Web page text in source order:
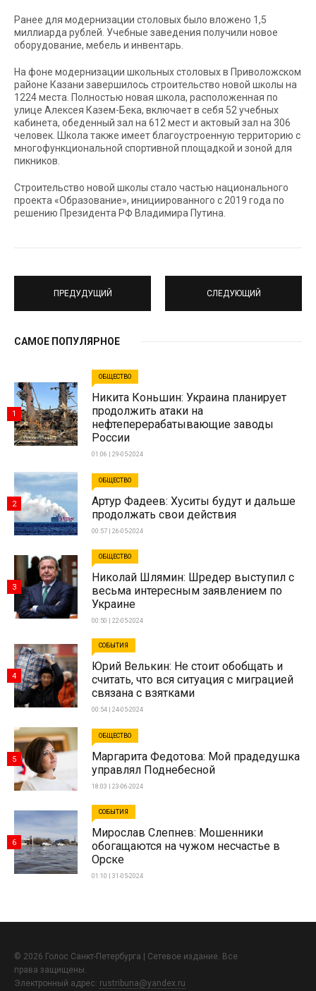
Ранее для модернизации столовых было вложено 1,5
миллиарда рублей. Учебные заведения получили новое
оборудование, мебель и инвентарь.
На фоне модернизации школьных столовых в Приволожском
районе Казани завершилось строительство новой школы на
1224 места. Полностью новая школа, расположенная по
улице Алексея Казем-Бека, включает в себя 52 учебных
кабинета, обеденный зал на 612 мест и актовый зал на 306
человек. Школа также имеет благоустроенную территорию с
многофункциональной спортивной площадкой и зоной для
пикников.
Строительство новой школы стало частью национального
проекта «Образование», инициированного с 2019 года по
решению Президента РФ Владимира Путина.
ПРЕДУДУЩИЙ СЛЕДУЮЩИЙ
САМОЕ ПОПУЛЯРНОЕ
ОБЩЕСТВО
Никита Коньшин: Украина планирует
продолжить атаки на
нефтеперерабатывающие заводы
России
01:06 | 29-05-2024
1
ОБЩЕСТВО
Артур Фадеев: Хуситы будут и дальше
продолжать свои действия
00:57 | 26-05-2024
2
ОБЩЕСТВО
Николай Шлямин: Шредер выступил с
весьма интересным заявлением по
Украине
00:50 | 22-05-2024
3
СОБЫТИЯ
Юрий Велькин: Не стоит обобщать и
считать, что вся ситуация с миграцией
связана с взятками
00:54 | 24-05-2024
4
ОБЩЕСТВО
Маргарита Федотова: Мой прадедушка
управлял Поднебесной
18:03 | 23-06-2024
5
СОБЫТИЯ
Мирослав Слепнев: Мошенники
обогащаются на чужом несчастье в
Орске
01:10 | 31-05-2024
6
© 2026 Голос Санкт-Петербурга | Сетевое издание. Все
права защищены.
Электронный адрес: rustribuna@yandex.ru